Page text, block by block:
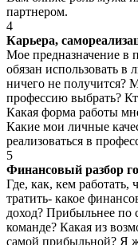
партнером.
4
Карьера,
Мое предназначение в
обязан использовать в
ничего не получится?
профессию выбрать?
Какая форма работы
Какие мои личные
реализоваться в
5
Финансовый разбор
Где, как, кем работать,
тратить- какое
доход? Прибыльнее по
команде? Какая из
самой прибыльной? Я